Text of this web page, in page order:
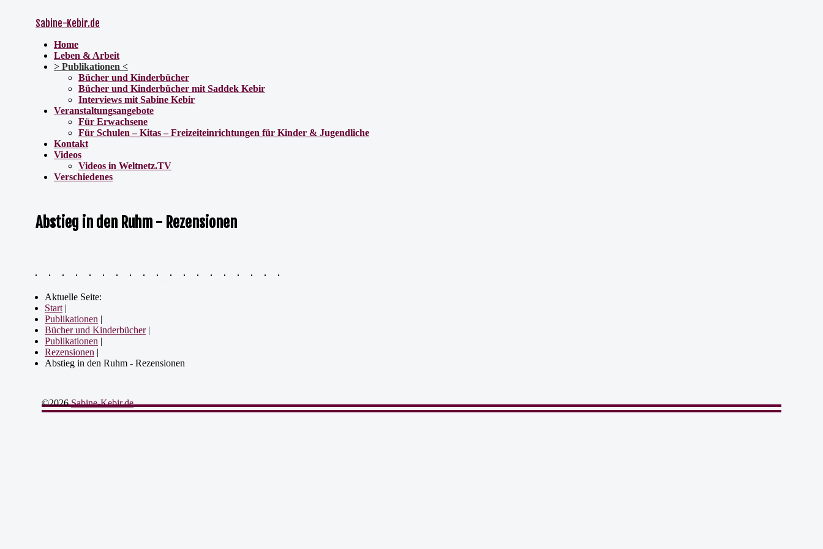
Sabine-Kebir.de
Home
Leben & Arbeit
Publikationen
Bücher und Kinderbücher
Bücher und Kinderbücher mit Saddek Kebir
Interviews mit Sabine Kebir
Veranstaltungsangebote
Für Erwachsene
Für Schulen – Kitas – Freizeiteinrichtungen für Kinder & Jugendliche
Kontakt
Videos
Videos in Weltnetz.TV
Verschiedenes
Abstieg in den Ruhm - Rezensionen
Aktuelle Seite:
Start |
Publikationen |
Bücher und Kinderbücher |
Publikationen |
Rezensionen |
Abstieg in den Ruhm - Rezensionen
©2026Sabine-Kebir.de